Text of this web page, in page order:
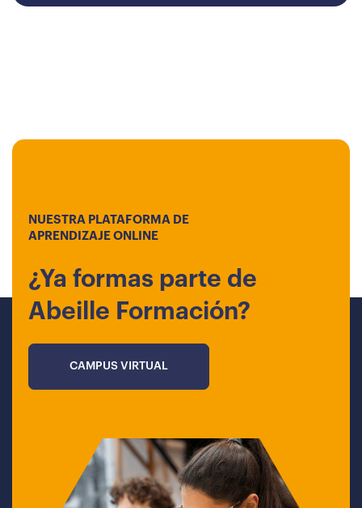
NUESTRA PLATAFORMA DE
APRENDIZAJE ONLINE
¿Ya formas parte de
Abeille Formación?
CAMPUS VIRTUAL